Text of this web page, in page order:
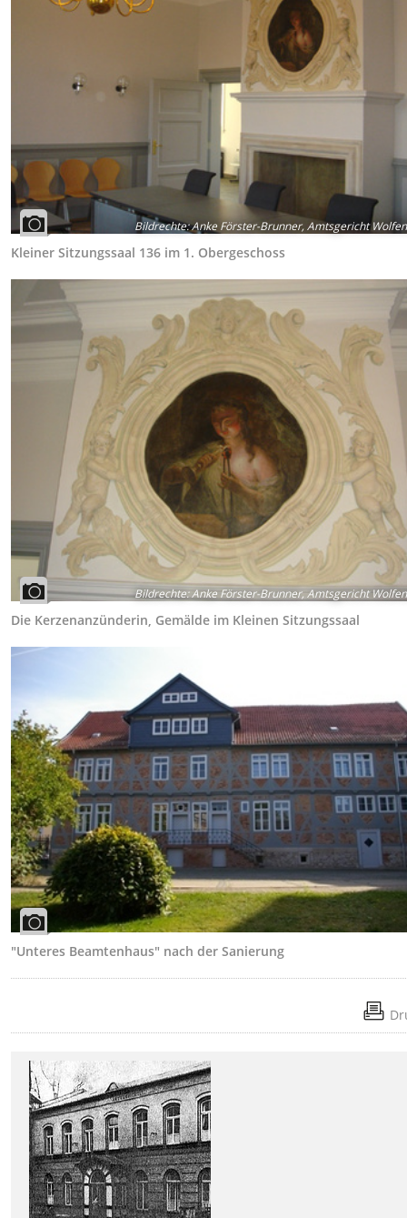
Bildrechte:Anke Förster-Brunner, Amtsgericht
Kleiner Sitzungssaal 136 im 1. Obergeschoss
Bildrechte:Anke Förster-Brunner, Amtsgericht
Die Kerzenanzünderin, Gemälde im Kleinen Sitzungssaal
"Unteres Beamtenhaus" nach der Sanierung